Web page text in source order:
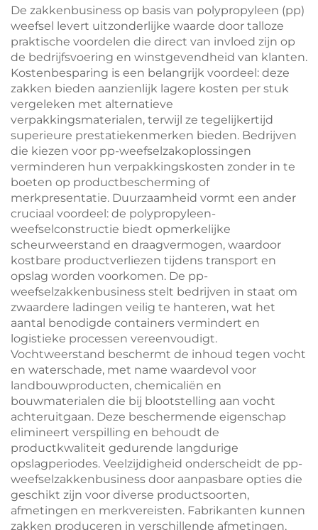
boodschappentassen
voor
groothandelsaankoop
voor zakelijke cadeaus
De zakkenbusiness op basis van polypropyleen (pp)
weefsel levert uitzonderlijke waarde door talloze
praktische voordelen die direct van invloed zijn op
de bedrijfsvoering en winstgevendheid van klanten.
Kostenbesparing is een belangrijk voordeel: deze
zakken bieden aanzienlijk lagere kosten per stuk
vergeleken met alternatieve
verpakkingsmaterialen, terwijl ze tegelijkertijd
superieure prestatiekenmerken bieden. Bedrijven
die kiezen voor pp-weefselzakoplossingen
verminderen hun verpakkingskosten zonder in te
boeten op productbescherming of
merkpresentatie. Duurzaamheid vormt een ander
cruciaal voordeel: de polypropyleen-
weefselconstructie biedt opmerkelijke
scheurweerstand en draagvermogen, waardoor
kostbare productverliezen tijdens transport en
opslag worden voorkomen. De pp-
weefselzakkenbusiness stelt bedrijven in staat om
zwaardere ladingen veilig te hanteren, wat het
aantal benodigde containers vermindert en
logistieke processen vereenvoudigt.
Vochtweerstand beschermt de inhoud tegen vocht
en waterschade, met name waardevol voor
landbouwproducten, chemicaliën en
bouwmaterialen die bij blootstelling aan vocht
achteruitgaan. Deze beschermende eigenschap
elimineert verspilling en behoudt de
productkwaliteit gedurende langdurige
opslagperiodes. Veelzijdigheid onderscheidt de pp-
weefselzakkenbusiness door aanpasbare opties die
geschikt zijn voor diverse productsoorten,
afmetingen en merkvereisten. Fabrikanten kunnen
zakken produceren in verschillende afmetingen,